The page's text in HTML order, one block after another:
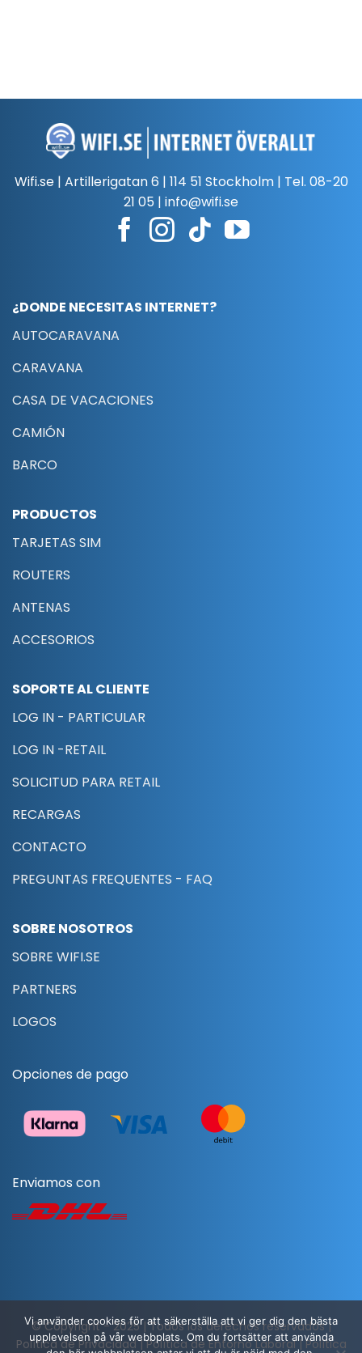
Wifi.se | Artillerigatan 6 | 114 51 Stockholm | Tel. 08-20
21 05 | info@wifi.se
¿DONDE NECESITAS INTERNET?
AUTOCARAVANA
CARAVANA
CASA DE VACACIONES
CAMIÓN
BARCO
PRODUCTOS
TARJETAS SIM
ROUTERS
ANTENAS
ACCESORIOS
SOPORTE AL CLIENTE
LOG IN - PARTICULAR
LOG IN -RETAIL
SOLICITUD PARA RETAIL
RECARGAS
CONTACTO
PREGUNTAS FREQUENTES - FAQ
SOBRE NOSOTROS
SOBRE WIFI.SE
PARTNERS
LOGOS
Opciones de pago
Enviamos con
© Copyright - 2025 | Todos los derechos reservados |
Política de Privacidad|Política de Entorno Laboral|Política
Vi använder cookies för att säkerställa att vi ger dig den bästa
upplevelsen på vår webbplats. Om du fortsätter att använda